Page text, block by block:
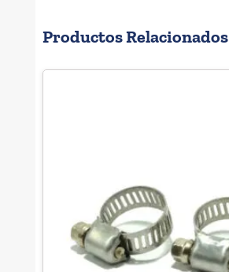
cantidad
Productos Relacionados